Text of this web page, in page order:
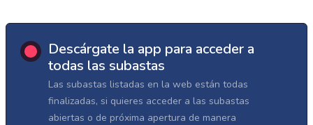
Descárgate la app para acceder a
todas las subastas
Las subastas listadas en la web están todas
finalizadas, si quieres acceder a las subastas
abiertas o de próxima apertura de manera